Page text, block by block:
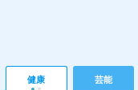
健康 芸能